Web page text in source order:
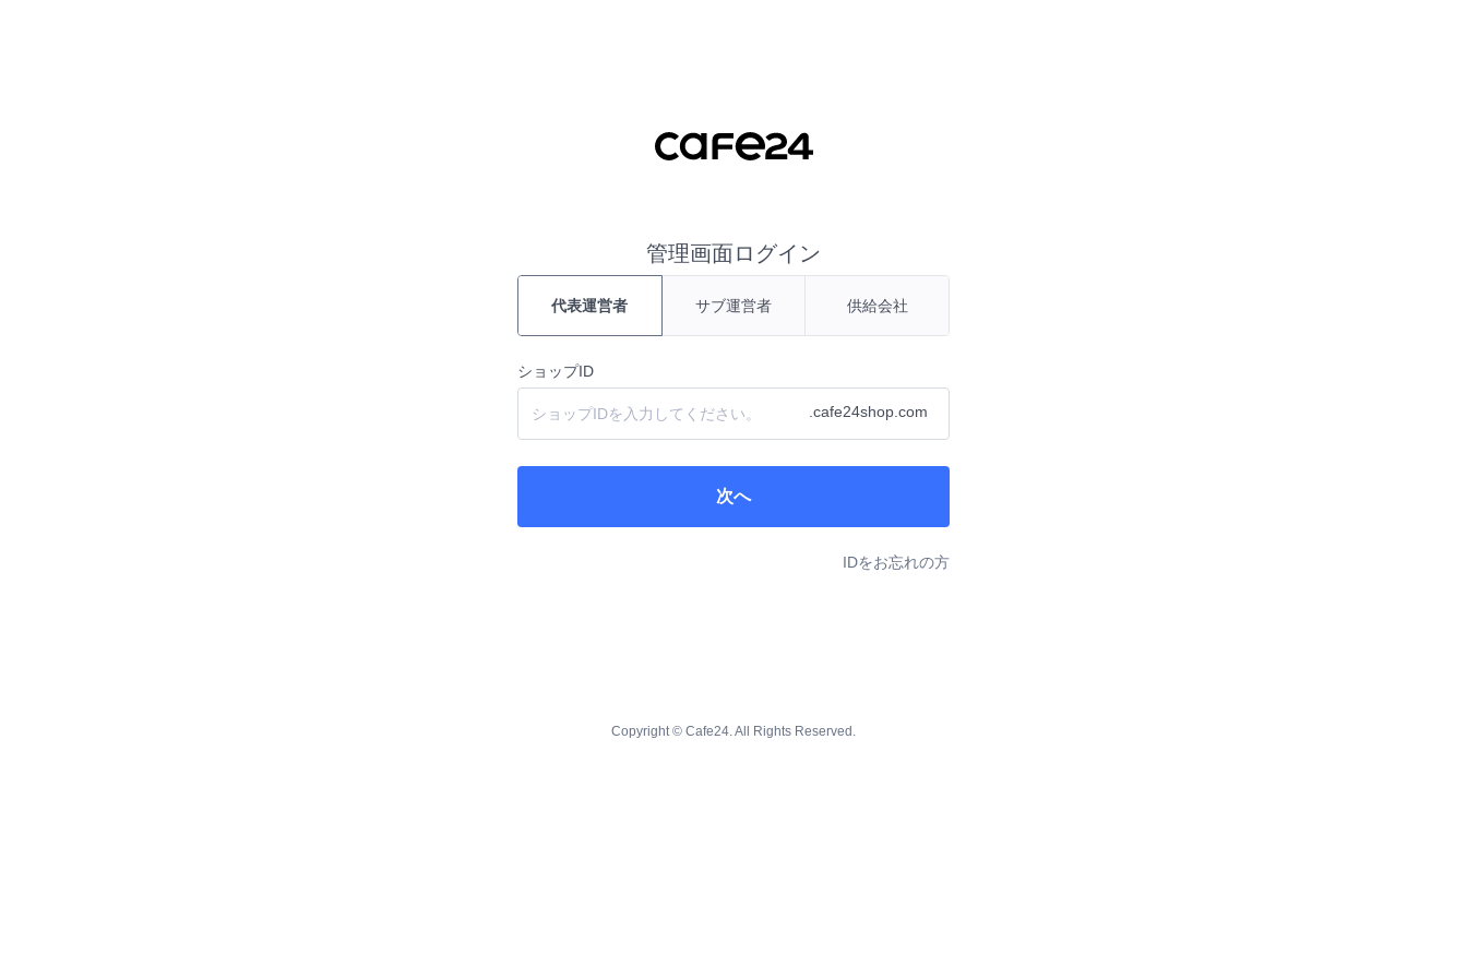
管理画面ログイン
代表運営者 サブ運営者 供給会社
ショップID
.cafe24shop.com
次へ
IDをお忘れの方
Copyright © Cafe24. All Rights Reserved.